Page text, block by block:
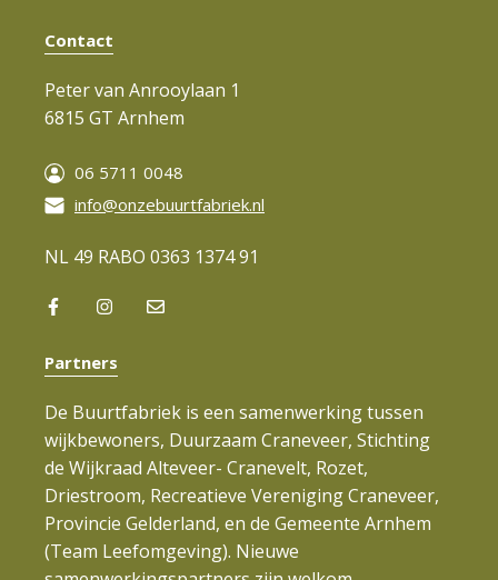
Contact
Peter van Anrooylaan 1
6815 GT Arnhem
06 5711 0048
info@onzebuurtfabriek.nl
NL 49 RABO 0363 1374 91
Partners
De Buurtfabriek is een samenwerking tussen
wijkbewoners, Duurzaam Craneveer, Stichting
de Wijkraad Alteveer- Cranevelt, Rozet,
Driestroom, Recreatieve Vereniging Craneveer,
Provincie Gelderland, en de Gemeente Arnhem
(Team Leefomgeving). Nieuwe